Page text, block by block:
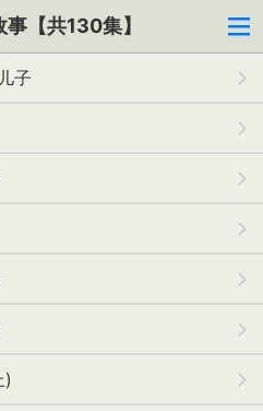
【共130集】
子
)